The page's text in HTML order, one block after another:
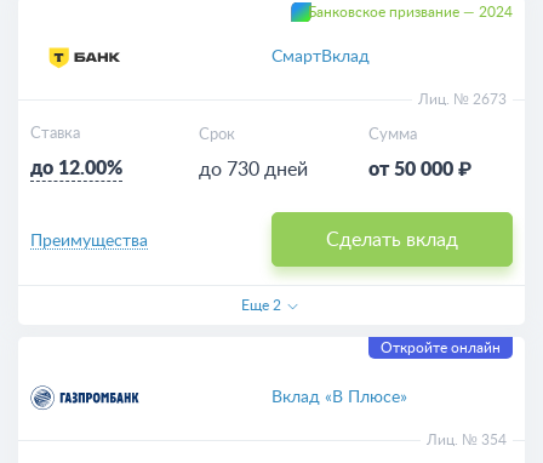
Банковское призвание — 2024
СмартВклад
Лиц. № 2673
Ставка
до 12.00%
Срок
до 730 дней
Сумма
от 50 000 ₽
Сделать вклад
Преимущества
Еще 2
Откройте онлайн
Вклад «В Плюсе»
Лиц. № 354